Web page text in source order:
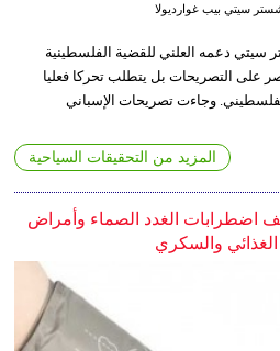
سيتي بيب غوارديولا
سيتي دعمه العلني للقضية الفلسطينية
على التصريحات بل يتطلب تحركا فعليا
وجاءت تصريحات الإسباني
المزيد من التحقيقات السياحية
اضطرابات الغدد الصماء وأمراض
الغذائي والسكري